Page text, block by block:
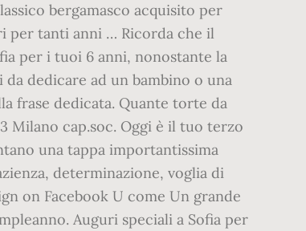
bergamasco acquisito per
per tanti anni … Ricorda che il
per i tuoi 6 anni, nonostante la
dedicare ad un bambino o una
frase dedicata. Quante torte da
Milano cap.soc. Oggi è il tuo terzo
una tappa importantissima
determinazione, voglia di
on Facebook U come Un grande
Auguri speciali a Sofia per